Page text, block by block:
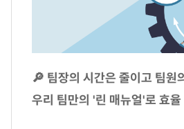
🔎 팀장의 시간은 줄이고 팀원
우리 팀만의 '린 매뉴얼'로 효율